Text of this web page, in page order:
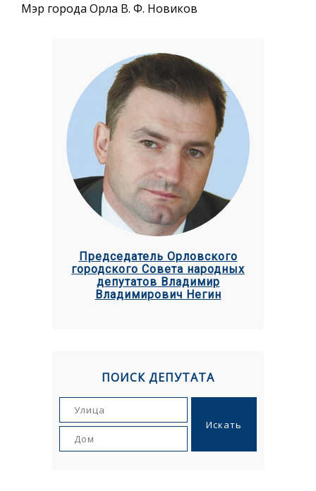
Мэр города Орла В. Ф. Новиков
Председатель Орловского
городского Совета народных
депутатов Владимир
Владимирович Негин
ПОИСК ДЕПУТАТА